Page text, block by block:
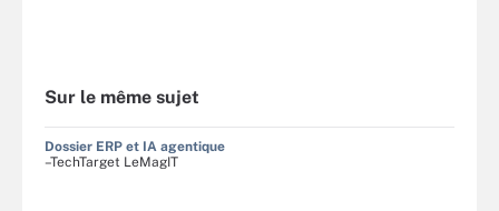
Sur le même sujet
Dossier ERP et IA agentique
–TechTarget LeMagIT